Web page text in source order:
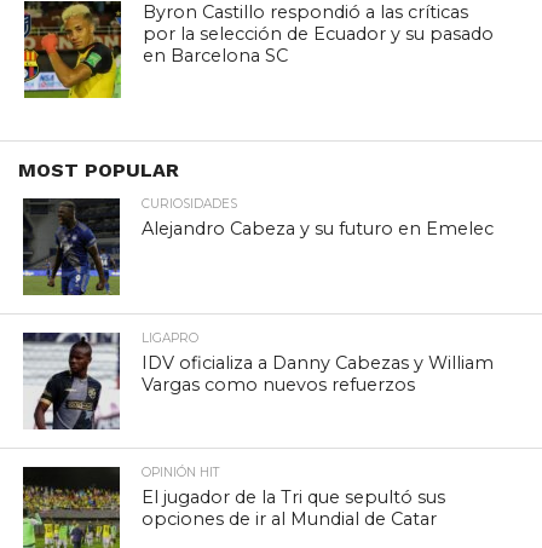
Byron Castillo respondió a las críticas
por la selección de Ecuador y su pasado
en Barcelona SC
MOST POPULAR
CURIOSIDADES
Alejandro Cabeza y su futuro en Emelec
LIGAPRO
IDV oficializa a Danny Cabezas y William
Vargas como nuevos refuerzos
OPINIÓN HIT
El jugador de la Tri que sepultó sus
opciones de ir al Mundial de Catar